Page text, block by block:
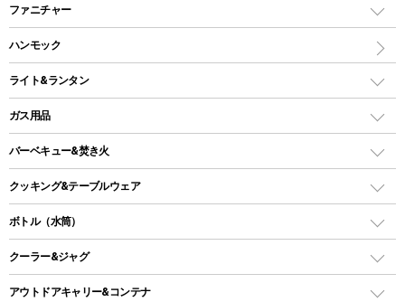
ワンポールテント
シェルターテント
ロッジ型・オリジナルテント
タープ
スクエアタープ（レクタタープ）
メッシュタープ
自立式タープ
インナーシュラフ
キャンピングベッド・コット
インフレータブルマット
ファニチャー
アウトドアテーブル
レジャーシート
ハンモック
ライト&ランタン
LEDランタン
ガスランタン
オイルランタン
LEDライト
ヘッドライト
キャンドル
ガス用品
ガスバーナー
ガス缶
ガストーチ、ライター
バーベキュー&焚き火
バーベキューコンロ、グリル
焚き火台タイプ（ロースタイル）グリル
卓上タイプグリル
パーティータイプグリル
クッキング&テーブルウェア
ダッチオーブン
ホットサンドメーカー
ボトル（水筒）
ステンレスボトル
クーラー&ジャグ
クーラーボックス
アウトドアキャリー&コンテナ